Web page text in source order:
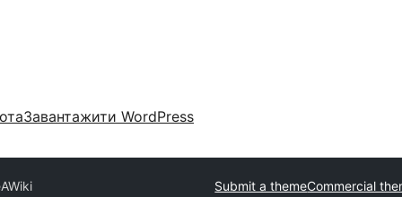
Завантажити WordPress
Submit a themeCommercial